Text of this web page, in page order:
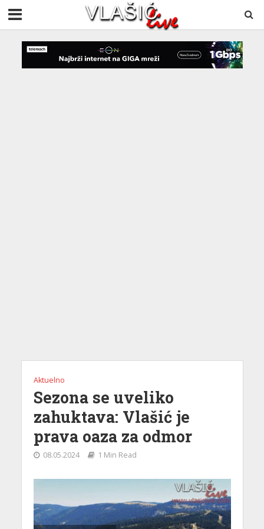
Aktuelno
Sezona se uveliko
zahuktava: Vlašić je
prava oaza za odmor
08.05.2024 1 Min Read